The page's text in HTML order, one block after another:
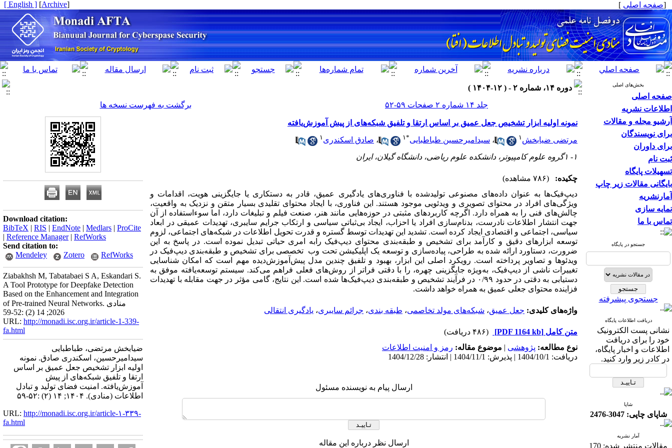
[صفحه اصلی ]
[
Archive
]
[ English ]
بخش‌های اصلی
صفحه اصلی
اطلاعات نشریه
آرشیو مجله و مقالات
برای نویسندگان
برای داوران
ثبت نام
تسهیلات پایگاه
بایگانی مقالات زیر چاپ
آمارنشریه
نمایه سازی
تماس با ما
جستجو در پایگاه
جستجوی پیشرفته
دریافت اطلاعات پایگاه
نشانی پست الکترونیک
خود را برای دریافت
اطلاعات و اخبار پایگاه،
در کادر زیر وارد کنید.
شاپا
شاپای چاپی: 3047-2476
آمار نشریه
مقالات منتشر شده: 170
دوره ۱۴، شماره ۲ - ( ۱۲-۱۴۰۴ )
جلد ۱۴ شماره ۲ صفحات ۵۹-۵۲
برگشت به فهرست نسخه ها
نمونه اولیه ابزار تشخیص جعل عمیق بر اساس ارتقا و تلفیق شبکه‌های از پیش آموزش‌یافته
مرتضی ضیابخش ۱ ، سیدامیرحسین طباطبایی*۱ ، صادق اسکندری ۱
۱- ۱گروه علوم کامپیوتر، دانشکده علوم ریاضی، دانشگاه گیلان، ایران
چکیده:
(۷۸۶ مشاهده)
دیپ‌فیک‌ها به عنوان داده‌های مصنوعی تولیدشده با فناوری‌های یادگیری عمیق، قادر به دستکاری یا جایگزینی هویت، اقدامات و
ویژگی‌های افراد در محتوای تصویری و ویدئویی موجود هستند. این فناوری، با ایجاد محتوای تقلیدی بسیار متقن و نزدیک به واقعیت،
چالش‌های فنی را به همراه دارد. اگرچه کاربردهای مثبتی در حوزه‌هایی مانند هنر، صنعت فیلم و تبلیغات دارد، اما سوءاستفاده از آن
جهت انتشار اطلاعات نادرست، بدنام‌سازی افراد یا احزاب، ایجاد بی‌ثباتی سیاسی و ارتکاب جرایم سایبری، تهدیدات عمیقی در ابعاد
سیاسی، اجتماعی و اقتصادی ایجاد کرده است. تشدید این تهدیدات توسط گستره و قدرت تحویل اطلاعات در شبکه‌های اجتماعی، لزوم
توسعه ابزارهای دقیق و کارآمد برای تشخیص و طبقه‌بندی محتوای دیپ‌فیک رابه امری حیاتی تبدیل نموده است. در پاسخ به این
ضرورت، دستاورد ارائه شده به طراحی، پیاده‌سازی و توسعه یک اپلیکیشن تحت وب تخصصی برای تشخیص و طبقه‌بندی دیپ‌فیک در
ویدئوها و تصاویر پرداخته است. رویکرد اصلی این ابزار، بهبود و تلفیق چندین مدل پیش‌آموزش‌دیده مهم است که امکان شناسایی
تغییرات ناشی از دیپ‌فیک، به‌ویژه جایگزینی چهره، را با دقتی فراتر از روش‌های فعلی فراهم می‌کند. سیستم توسعه‌یافته موفق به
دستیابی به دقتی در حدود ۰/۹۹ در فرآیند تشخیص و طبقه‌بندی دیپ‌فیک‌ها شده است. این نتایج، گامی مؤثر در جهت مقابله با تهدیدات
فزاینده محتوای جعلی عمیق به همراه خواهد داشت.
واژه‌های کلیدی: جعل عمیق، شبکه‌های مولد تخاصمی، طبقه بندی، جرائم سایبری، یادگیری انتقالی
متن کامل [PDF 1164 kb]
(۴۸۶ دریافت)
نوع مطالعه: پژوهشی | موضوع مقاله: رمز و امنیت اطلاعات
دریافت: 1404/10/1 | پذیرش: 1404/11/1 | انتشار: 1404/12/28
ارسال پیام به نویسنده مسئول
ارسال نظر درباره این مقاله
Download citation:
BibTeX | RIS | EndNote | Medlars | ProCite
| Reference Manager| RefWorks
Send citation to:
Mendeley
Zotero RefWorks
Ziabakhsh M, Tabatabaei S A, Eskandari S.
A Tool Prototype for Deepfake Detection
Based on the Enhancement and Integration
of Pre-trained Neural Networks. منادی
2026; 14 (2) :52-59
URL: http://monadi.isc.org.ir/article-1-339-
fa.html
ضیابخش مرتضی، طباطبایی
سیدامیرحسین، اسکندری صادق. نمونه
اولیه ابزار تشخیص جعل عمیق بر اساس
ارتقا و تلفیق شبکه‌های از پیش
آموزش‌یافته. امنیت فضای تولید و تبادل
اطلاعات (منادی). ۱۴۰۴; ۱۴ (۲) :۵۲-۵۹
URL: http://monadi.isc.org.ir/article-۱-۳۳۹-
fa.html